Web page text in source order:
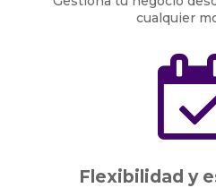
cualquier
Flexibilidad y